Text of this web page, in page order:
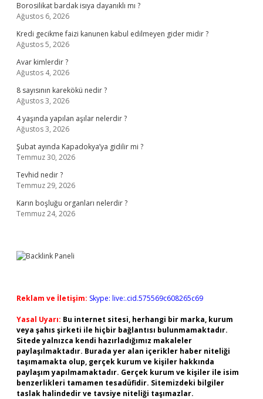
Borosilikat bardak isıya dayanıklı mı ?
Ağustos 6, 2026
Kredi gecikme faizi kanunen kabul edilmeyen gider midir ?
Ağustos 5, 2026
Avar kimlerdir ?
Ağustos 4, 2026
8 sayısının karekökü nedir ?
Ağustos 3, 2026
4 yaşında yapılan aşılar nelerdir ?
Ağustos 3, 2026
Şubat ayında Kapadokya’ya gidilir mi ?
Temmuz 30, 2026
Tevhid nedir ?
Temmuz 29, 2026
Karın boşluğu organları nelerdir ?
Temmuz 24, 2026
Reklam ve İletişim: Skype: live:.cid.575569c608265c69
Yasal Uyarı: Bu internet sitesi, herhangi bir marka, kurum
veya şahıs şirketi ile hiçbir bağlantısı bulunmamaktadır.
Sitede yalnızca kendi hazırladığımız makaleler
paylaşılmaktadır. Burada yer alan içerikler haber niteliği
taşımamakta olup, gerçek kurum ve kişiler hakkında
paylaşım yapılmamaktadır. Gerçek kurum ve kişiler ile isim
benzerlikleri tamamen tesadüfidir. Sitemizdeki bilgiler
taslak halindedir ve tavsiye niteliği taşımazlar.